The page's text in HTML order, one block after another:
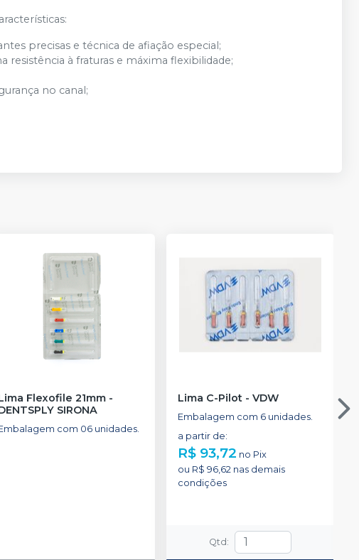
precisas e técnica de afiação especial;
à fraturas e máxima flexibilidade;
no canal;
Flexofile 21mm-
SIRONA
com 06 unidades.
Lima C-Pilot - VDW
Embalagem com 6 unidades.
a partir de:
R$ 93,72 no Pix
ou R$ 96,62 nas demais
condições
Qtd :